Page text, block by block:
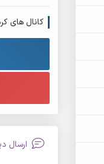
کانال های
ارسال